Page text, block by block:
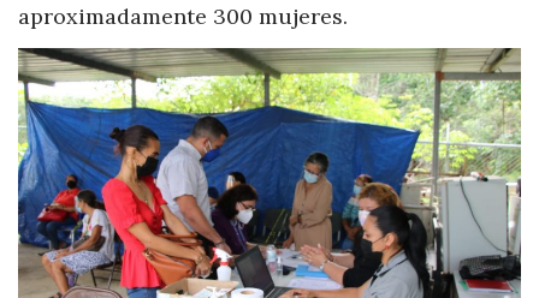
aproximadamente 300 mujeres.